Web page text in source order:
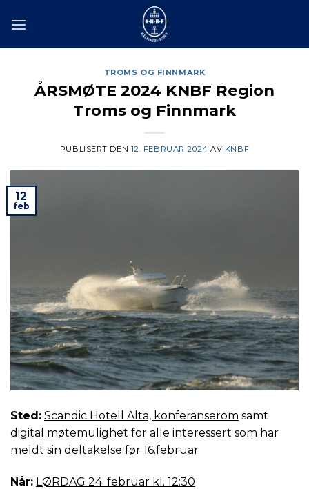
TROMS OG FINNMARK
ÅRSMØTE 2024 KNBF Region
Troms og Finnmark
PUBLISERT DEN 12. FEBRUAR 2024 AV KNBF
12
feb
Sted: Scandic Hotell Alta, konferanserom samt
digital møtemulighet for alle interessert som har
meldt sin deltakelse før 16.februar
Når: LØRDAG 24. februar kl. 12:30